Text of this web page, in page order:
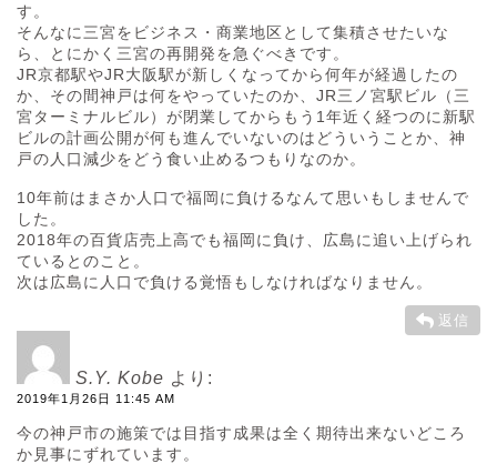
す。
そんなに三宮をビジネス・商業地区として集積させたいな
ら、とにかく三宮の再開発を急ぐべきです。
JR京都駅やJR大阪駅が新しくなってから何年が経過したの
か、その間神戸は何をやっていたのか、JR三ノ宮駅ビル（三
宮ターミナルビル）が閉業してからもう1年近く経つのに新駅
ビルの計画公開が何も進んでいないのはどういうことか、神
戸の人口減少をどう食い止めるつもりなのか。
10年前はまさか人口で福岡に負けるなんて思いもしませんで
した。
2018年の百貨店売上高でも福岡に負け、広島に追い上げられ
ているとのこと。
次は広島に人口で負ける覚悟もしなければなりません。
返信
S.Y. Kobe より:
2019年1月26日 11:45 AM
今の神戸市の施策では目指す成果は全く期待出来ないどころ
か見事にずれています。